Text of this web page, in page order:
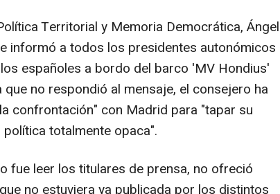
Territorial y Memoria Democrática, Ángel
informó a todos los presidentes autonómicos
españoles a bordo del barco 'MV Hondius'
no respondió al mensaje, el consejero ha
confrontación" con Madrid para "tapar su
totalmente opaca".
fue leer los titulares de prensa, no ofreció
no estuviera ya publicada por los distintos